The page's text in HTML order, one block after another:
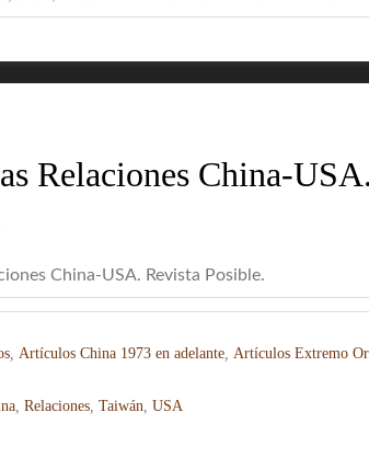
Relaciones China-
China-USA. Revista Posible.
, Artículos China 1973 en adelante, Artículos Extremo
, Relaciones, Taiwán, USA